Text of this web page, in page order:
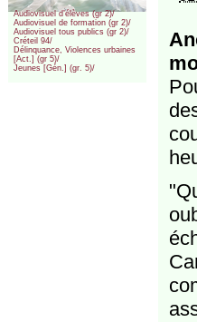
Audiovisuel d’élèves (gr 2)/
Audiovisuel de formation (gr 2)/
Audiovisuel tous publics (gr 2)/
Créteil 94/
Délinquance, Violences urbaines
[Act.] (gr 5)/
Jeunes [Gén.] (gr. 5)/